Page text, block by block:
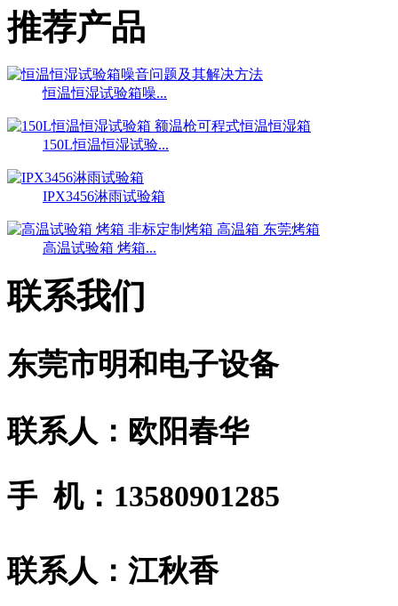
推荐产品
恒温恒湿试验箱噪...
150L恒温恒湿试验...
IPX3456淋雨试验箱
高温试验箱 烤箱...
联系我们
东莞市明和电子设备
联系人：欧阳春华
手 机：13580901285
联系人：江秋香